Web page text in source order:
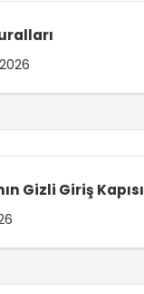
Gizli Giriş Kapısı